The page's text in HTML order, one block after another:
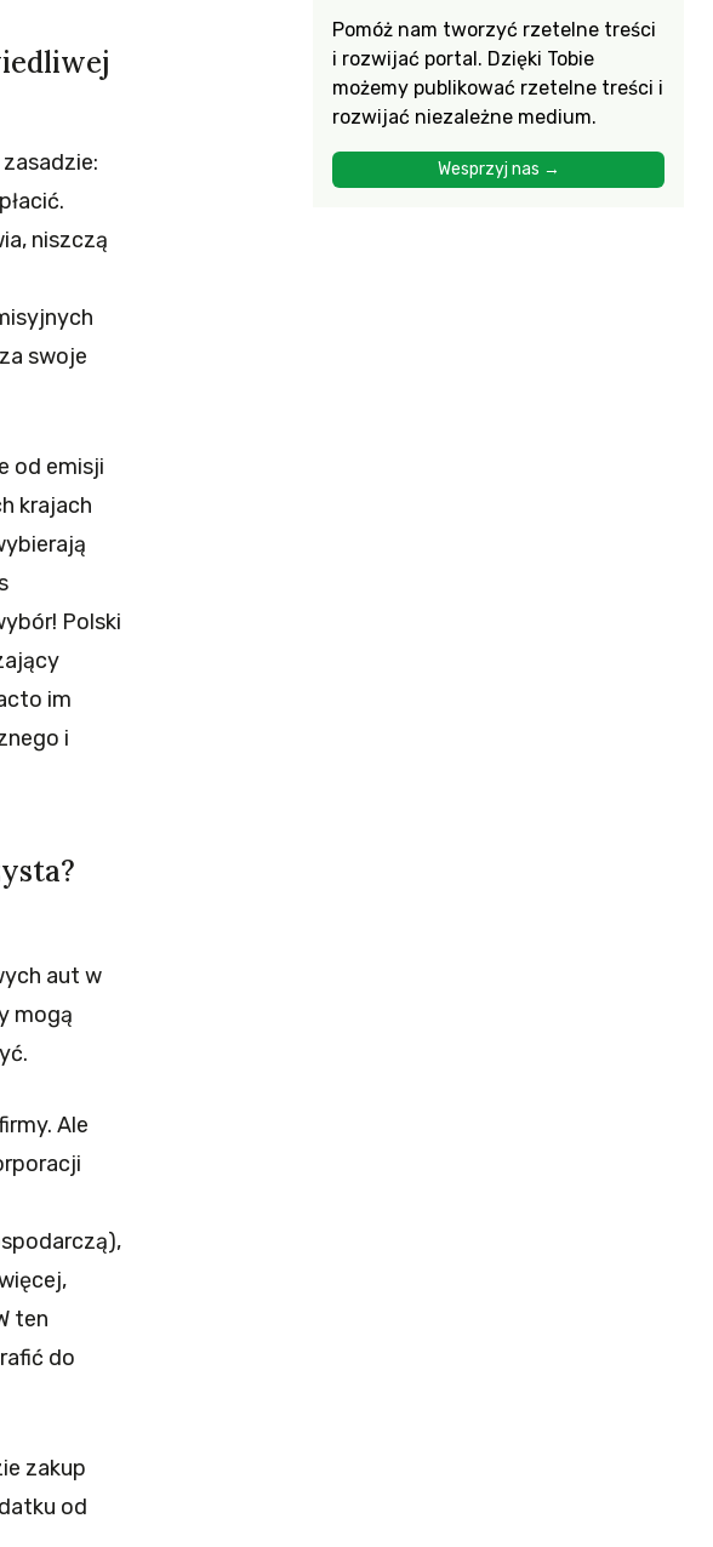
niszczą
swoje
od emisji
krajach
Polski
im
i
aut w
mogą
Ale
ten
do
zakup
od
Pomóż nam tworzyć rzetelne treści
i rozwijać portal. Dzięki Tobie
możemy publikować rzetelne treści i
rozwijać niezależne medium.
Wesprzyj nas →